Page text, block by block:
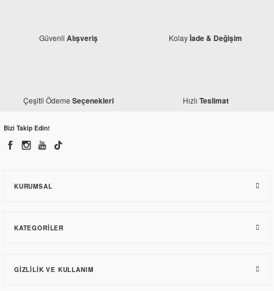
Honda Activa S Korna Düğmesi
19,15 TL
Honda Activa S Selektör Düğmesi
Güvenli Alışveriş Kolayİade & Değişim
Çeşitli Ödeme Seçenekleri Hızlı Teslimat
Bizi Takip Edin!
KURUMSAL
KATEGORILER
GIZLILIK VE KULLANIM